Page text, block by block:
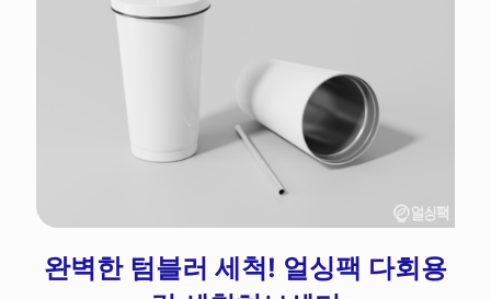
완벽한 텀블러 세척! 얼싱팩 다회용